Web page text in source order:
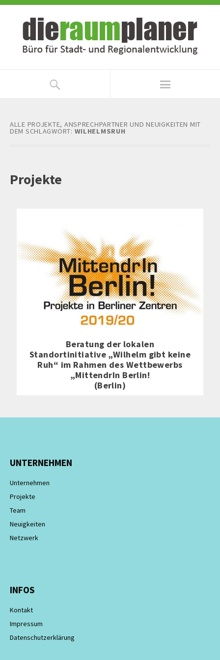
Zum
springen
Zur
springen
ALLE PROJEKTE, ANSPRECHPARTNER UND NEUIGKEITEN MIT
DEM SCHLAGWORT: WILHELMSRUH
Projekte
Beratung der lokalen
Standortinitiative „Wilhelm gibt keine
Ruh“ im Rahmen des Wettbewerbs
„MittendrIn Berlin!
(Berlin)
UNTERNEHMEN
Unternehmen
Projekte
Team
Neuigkeiten
Netzwerk
INFOS
Kontakt
Impressum
Datenschutzerklärung